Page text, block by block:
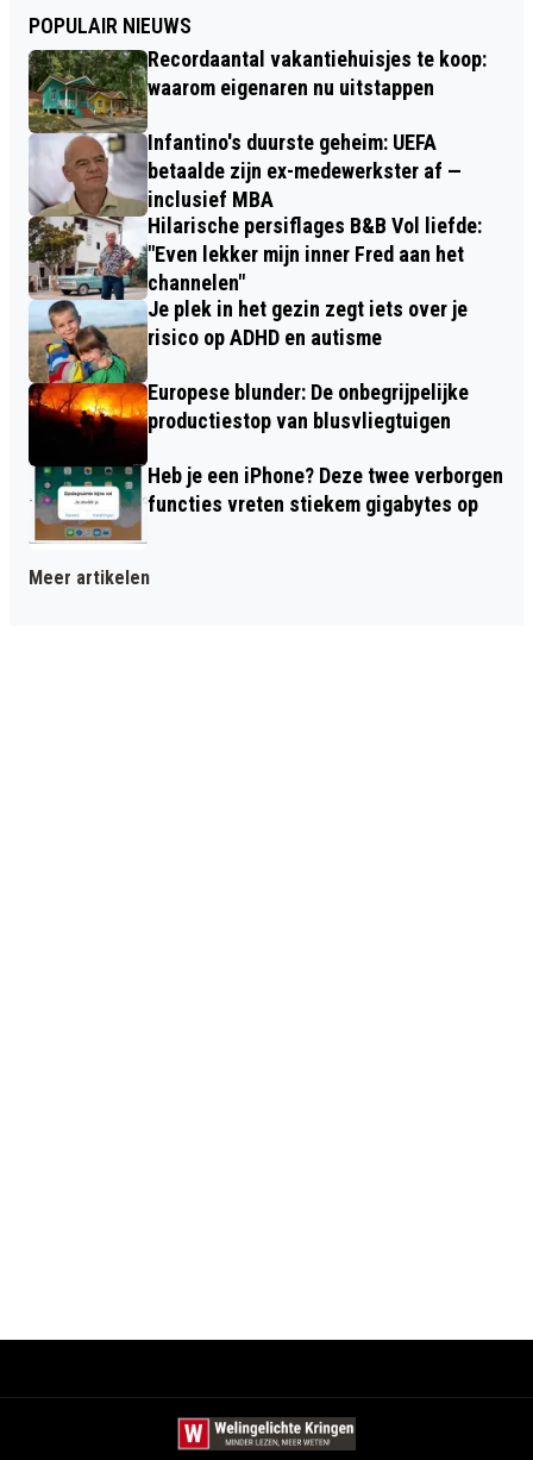
POPULAIR NIEUWS
Recordaantal vakantiehuisjes te koop:
waarom eigenaren nu uitstappen
Infantino's duurste geheim: UEFA
betaalde zijn ex-medewerkster af —
inclusief MBA
Hilarische persiflages B&B Vol liefde:
"Even lekker mijn inner Fred aan het
channelen"
Je plek in het gezin zegt iets over je
risico op ADHD en autisme
Europese blunder: De onbegrijpelijke
productiestop van blusvliegtuigen
Heb je een iPhone? Deze twee verborgen
functies vreten stiekem gigabytes op
Meer artikelen